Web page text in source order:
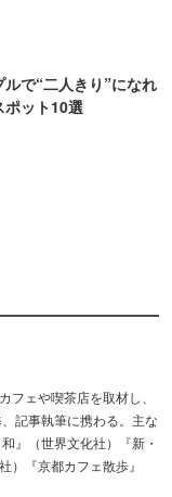
ルで“二人きり”になれ
ポット10選
フェや喫茶店を取材し、
記事執筆に携わる。主な
』（世界文化社）『新・
）『京都カフェ散歩』